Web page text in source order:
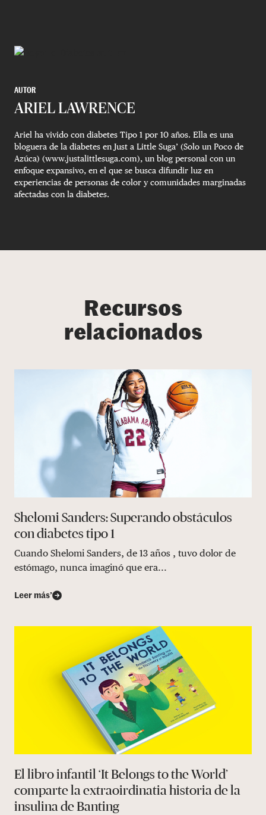
AUTOR
ARIEL LAWRENCE
Ariel ha vivido con diabetes Tipo 1 por 10 años. Ella es una
bloguera de la diabetes en Just a Little Suga’ (Solo un Poco de
Azúca) (www.justalittlesuga.com), un blog personal con un
enfoque expansivo, en el que se busca difundir luz en
experiencias de personas de color y comunidades marginadas
afectadas con la diabetes.
Recursos
relacionados
Shelomi Sanders: Superando obstáculos
con diabetes tipo 1
Cuando Shelomi Sanders, de 13 años , tuvo dolor de
estómago, nunca imaginó que era...
Leer más’
El libro infantil ‘It Belongs to the World’
comparte la extraoirdinatia historia de la
insulina de Banting